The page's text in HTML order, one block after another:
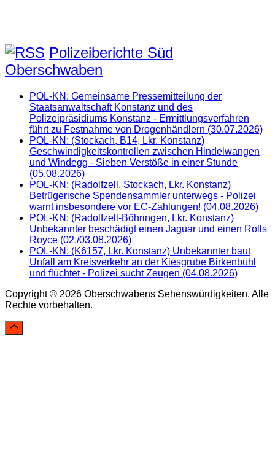
Polizeiberichte Süd
Oberschwaben
POL-KN: Gemeinsame Pressemitteilung der
Staatsanwaltschaft Konstanz und des
Polizeipräsidiums Konstanz - Ermittlungsverfahren
führt zu Festnahme von Drogenhändlern (30.07.2026)
POL-KN: (Stockach, B14, Lkr. Konstanz)
Geschwindigkeitskontrollen zwischen Hindelwangen
und Windegg - Sieben Verstöße in einer Stunde
(05.08.2026)
POL-KN: (Radolfzell, Stockach, Lkr. Konstanz)
Betrügerische Spendensammler unterwegs - Polizei
warnt insbesondere vor EC-Zahlungen! (04.08.2026)
POL-KN: (Radolfzell-Böhringen, Lkr. Konstanz)
Unbekannter beschädigt einen Jaguar und einen Rolls
Royce (02./03.08.2026)
POL-KN: (K6157, Lkr. Konstanz) Unbekannter baut
Unfall am Kreisverkehr an der Kiesgrube Birkenbühl
und flüchtet - Polizei sucht Zeugen (04.08.2026)
Copyright © 2026 Oberschwabens Sehenswürdigkeiten. Alle
Rechte vorbehalten.